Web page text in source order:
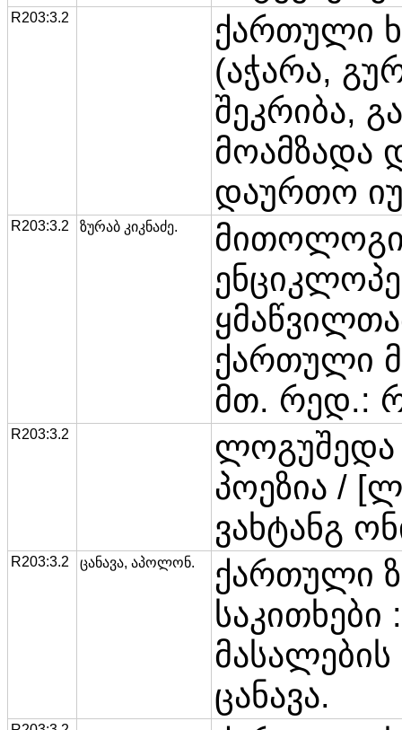
R203:3.2
ქართული
(აჭარა,
შეკრიბა,
მოამზადა
დაურთო
R203:3.2 ზურაბ კიკნაძე.
ქართული
მთ. რედ.:
R203:3.2
ლოგუშედა
პოეზია /
ვახტანგ
R203:3.2 ცანავა, აპოლონ.
ქართული
ცანავა.